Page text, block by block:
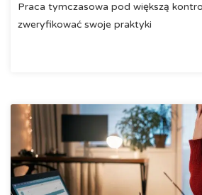
Praca tymczasowa pod większą
zweryfikować swoje praktyki